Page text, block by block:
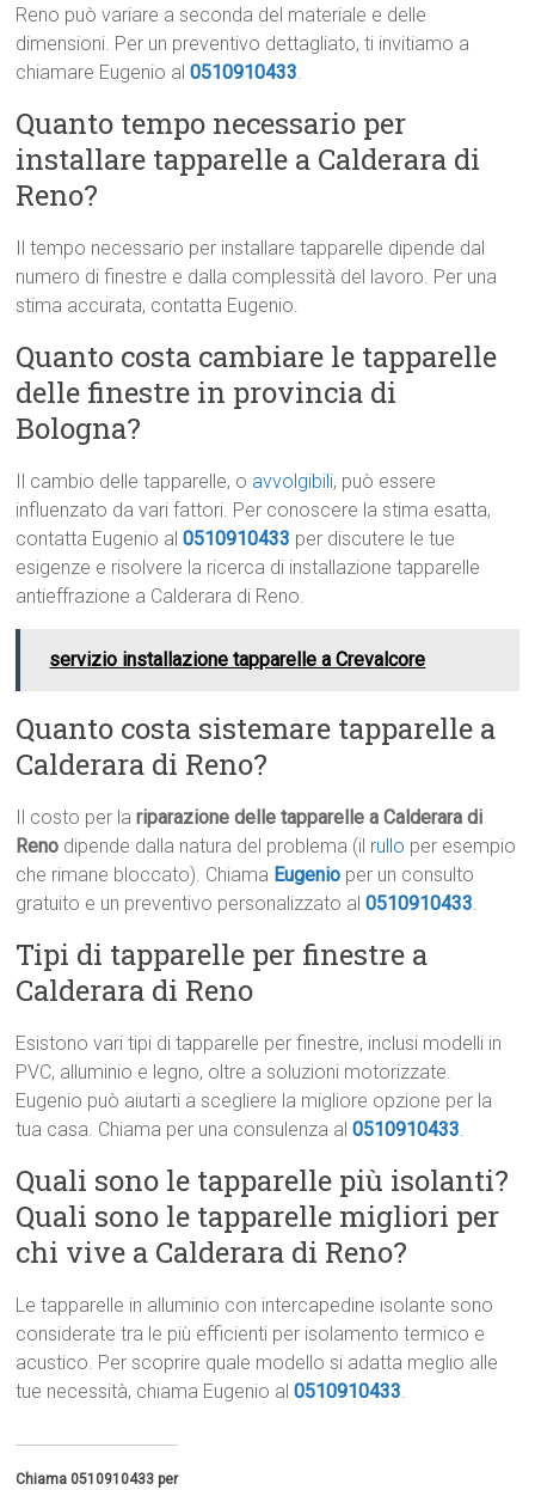
Reno può variare a seconda del materiale e delle
dimensioni. Per un preventivo dettagliato, ti invitiamo a
chiamare Eugenio al0510910433.
Quanto tempo necessario per
installare tapparelle a Calderara di
Reno?
Il tempo necessario per installare tapparelle dipende dal
numero di finestre e dalla complessità del lavoro. Per una
stima accurata, contatta Eugenio.
Quanto costa cambiare le tapparelle
delle finestre in provincia di
Bologna?
Il cambio delle tapparelle, o avvolgibili, può essere
influenzato da vari fattori. Per conoscere la stima esatta,
contatta Eugenio al0510910433 per discutere le tue
esigenze e risolvere la ricerca di installazione tapparelle
antieffrazione a Calderara di Reno.
servizio installazione tapparelle a Crevalcore
Quanto costa sistemare tapparelle a
Calderara di Reno?
Il costo per lariparazione delle tapparelle a Calderara di
Reno dipende dalla natura del problema (il rullo per esempio
che rimane bloccato). Chiama Eugenio per un consulto
gratuito e un preventivo personalizzato al0510910433.
Tipi di tapparelle per finestre a
Calderara di Reno
Esistono vari tipi di tapparelle per finestre, inclusi modelli in
PVC, alluminio e legno, oltre a soluzioni motorizzate.
Eugenio può aiutarti a scegliere la migliore opzione per la
tua casa. Chiama per una consulenza al0510910433.
Quali sono le tapparelle più isolanti?
Quali sono le tapparelle migliori per
chi vive a Calderara di Reno?
Le tapparelle in alluminio con intercapedine isolante sono
considerate tra le più efficienti per isolamento termico e
acustico. Per scoprire quale modello si adatta meglio alle
tue necessità, chiama Eugenio al0510910433.
Chiama 0510910433 per